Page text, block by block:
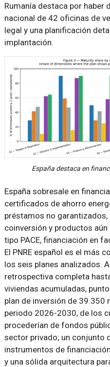
Rumanía destaca por haber
nacional de 42 oficinas de
legal y una planificación
implantación.
España destaca en
España sobresale en
certificados de ahorro
préstamos no
coinversión y productos
tipo PACE, financiación en
El PNRE español es el más
los seis planes analizados.
retrospectiva completa
viviendas acumuladas,
plan de inversión de 39.350
periodo 2026-2030, de los
procederían de fondos
sector privado; un conjunto
instrumentos de
y una sólida arquitectura